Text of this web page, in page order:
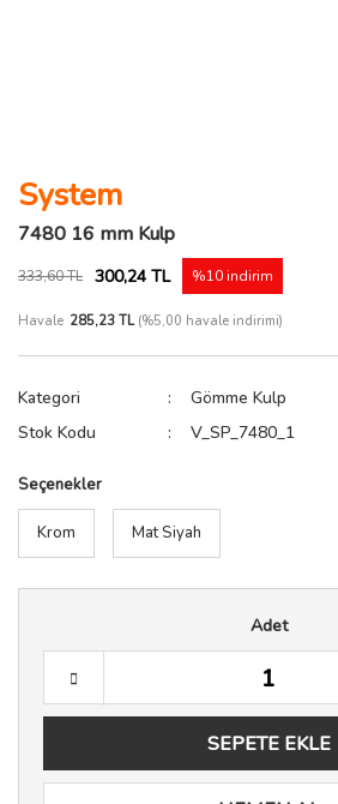
System
7480 16 mm Kulp
333,60 TL 300,24 TL %10 indirim
Havale 285,23 TL(%5,00 havale indirimi)
Kategori
Gömme Kulp
Stok Kodu
V_SP_7480_1
Seçenekler
Krom Mat Siyah
Adet
SEPETE EKLE